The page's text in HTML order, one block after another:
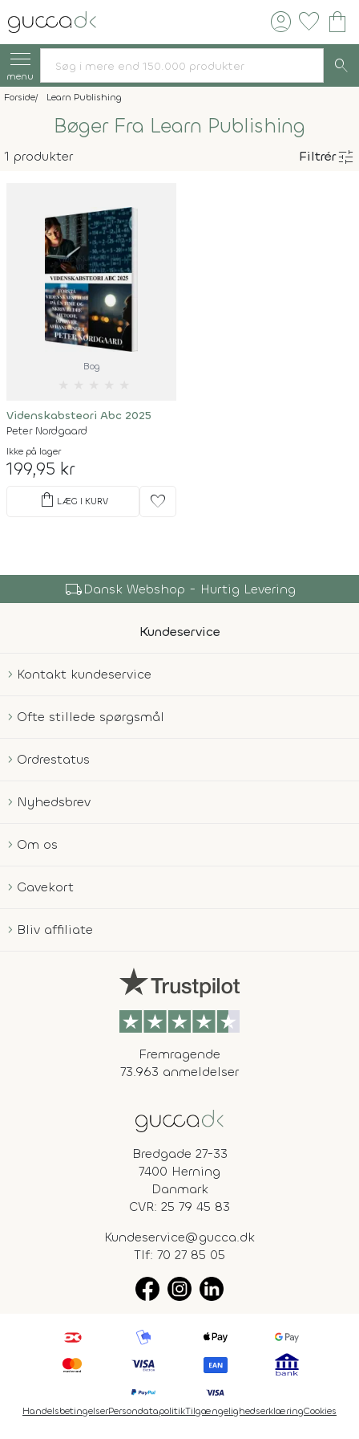
account_circle favorite shopping_bag
menu search
Forside Learn Publishing
Bøger Fra Learn Publishing
1 produkter Filtrértune
Bog
Videnskabsteori Abc 2025
Peter Nordgaard
Ikke på lager
199,95 kr
shopping_bag LÆG I KURV favorite
local_shippingDansk Webshop - Hurtig Levering
Kundeservice
Kontakt kundeservice
Ofte stillede spørgsmål
Ordrestatus
Nyhedsbrev
Om os
Gavekort
Bliv affiliate
Fremragende
73.963 anmeldelser
Bredgade 27-33
7400 Herning
Danmark
CVR: 25 79 45 83
Kundeservice@gucca.dk
Tlf: 70 27 85 05
HandelsbetingelserPersondatapolitikTilgængelighedserklæringCookies